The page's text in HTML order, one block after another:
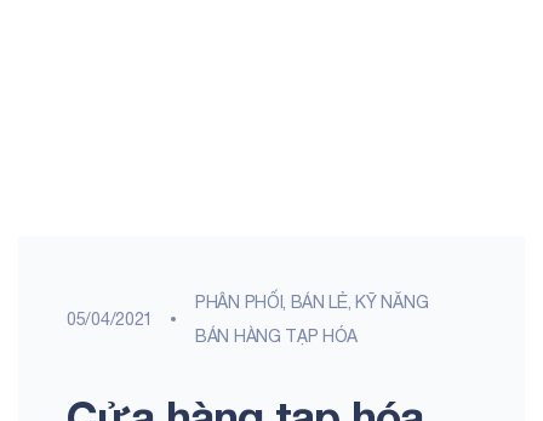
05/04/2021
PHÂN PHỐI, BÁN LẺ, KỸ NĂNG
BÁN HÀNG TẠP HÓA